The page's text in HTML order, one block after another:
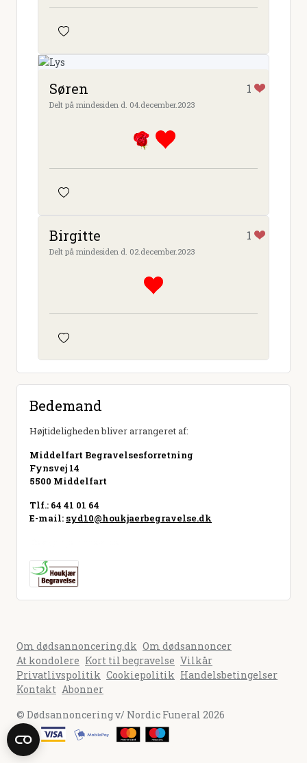
Søren 1
Delt på mindesiden d. 04.december.2023
Birgitte 1
Delt på mindesiden d. 02.december.2023
Bedemand
Højtideligheden bliver arrangeret af:
Middelfart Begravelsesforretning
Fynsvej 14
5500 Middelfart
Tlf.: 64 41 01 64
E-mail: syd10@houkjaerbegravelse.dk
Om dødsannoncering.dk Om dødsannoncer
At kondolere Kort til begravelse Vilkår
Privatlivspolitik Cookiepolitik Handelsbetingelser
Kontakt Abonner
© Dødsannoncering v/ Nordic Funeral 2026